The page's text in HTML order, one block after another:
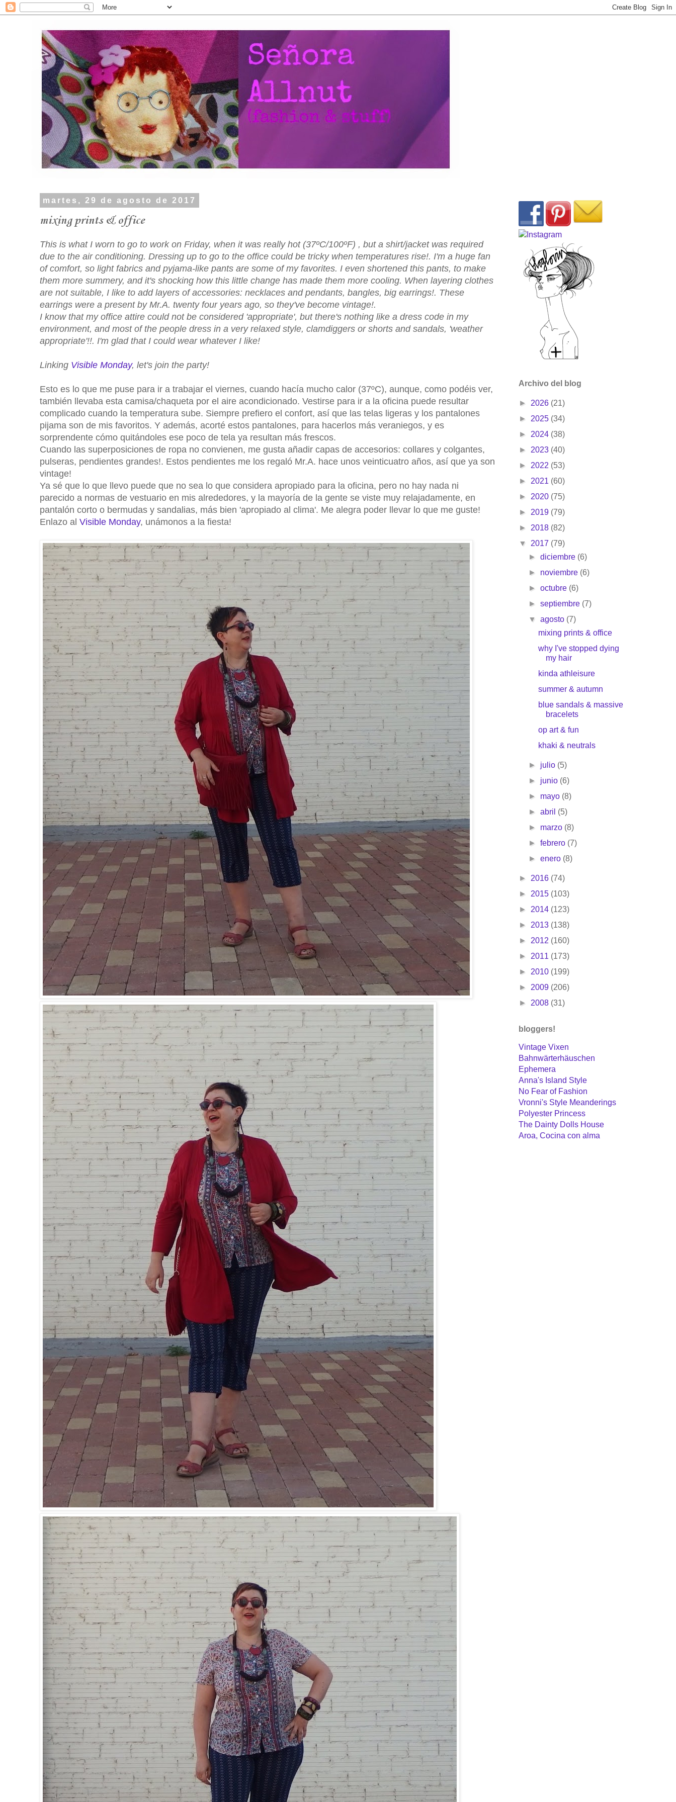
martes, 29 de agosto de 2017
mixing prints & office
This is what I worn to go to work on Friday, when it was really hot (37ºC/100ºF) , but a shirt/jacket was required
due to the air conditioning. Dressing up to go to the office could be tricky when temperatures rise!. I'm a huge fan
of comfort, so light fabrics and pyjama-like pants are some of my favorites. I even shortened this pants, to make
them more summery, and it's shocking how this little change has made them more cooling. When layering clothes
are not suitable, I like to add layers of accessories: necklaces and pendants, bangles, big earrings!. These
earrings were a present by Mr.A. twenty four years ago, so they've become vintage!.
I know that my office attire could not be considered 'appropriate', but there's nothing like a dress code in my
environment, and most of the people dress in a very relaxed style, clamdiggers or shorts and sandals, 'weather
appropriate'!!. I'm glad that I could wear whatever I like!
Linking Visible Monday, let's join the party!
Esto es lo que me puse para ir a trabajar el viernes, cuando hacía mucho calor (37ºC), aunque, como podéis ver,
también llevaba esta camisa/chaqueta por el aire acondicionado. Vestirse para ir a la oficina puede resultar
complicado cuando la temperatura sube. Siempre prefiero el confort, así que las telas ligeras y los pantalones
pijama son de mis favoritos. Y además, acorté estos pantalones, para hacerlos más veraniegos, y es
sorprendente cómo quitándoles ese poco de tela ya resultan más frescos.
Cuando las superposiciones de ropa no convienen, me gusta añadir capas de accesorios: collares y colgantes,
pulseras, pendientes grandes!. Estos pendientes me los regaló Mr.A. hace unos veinticuatro años, así que ya son
vintage!
Ya sé que lo que llevo puede que no sea lo que considera apropiado para la oficina, pero no hay nada ni
parecido a normas de vestuario en mis alrededores, y la mayoría de la gente se viste muy relajadamente, en
pantalón corto o bermudas y sandalias, más bien 'apropiado al clima'. Me alegra poder llevar lo que me guste!
Enlazo al Visible Monday, unámonos a la fiesta!
Archivo del blog
► 2026 (21)
► 2025 (34)
► 2024 (38)
► 2023 (40)
► 2022 (53)
► 2021 (60)
► 2020 (75)
► 2019 (79)
► 2018 (82)
▼ 2017 (79)
► diciembre (6)
► noviembre (6)
► octubre (6)
► septiembre (7)
▼ agosto (7)
mixing prints & office
why I've stopped dying
my hair
kinda athleisure
summer & autumn
blue sandals & massive
bracelets
op art & fun
khaki & neutrals
► julio (5)
► junio (6)
► mayo (8)
► abril (5)
► marzo (8)
► febrero (7)
► enero (8)
► 2016 (74)
► 2015 (103)
► 2014 (123)
► 2013 (138)
► 2012 (160)
► 2011 (173)
► 2010 (199)
► 2009 (206)
► 2008 (31)
bloggers!
Vintage Vixen
Bahnwärterhäuschen
Ephemera
Anna's Island Style
No Fear of Fashion
Vronni's Style Meanderings
Polyester Princess
The Dainty Dolls House
Aroa, Cocina con alma